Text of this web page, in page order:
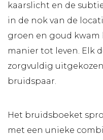
kaarslicht en de
in de nok van de
groen en goud kwam
manier tot leven. Elk
zorgvuldig
bruidspaar.
Het bruidsboeket
met een unieke